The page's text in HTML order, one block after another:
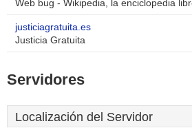
Web bug - Wikipedia, la enciclopedia
justiciagratuita.es
Justicia Gratuita
Servidores
Localización del Servidor